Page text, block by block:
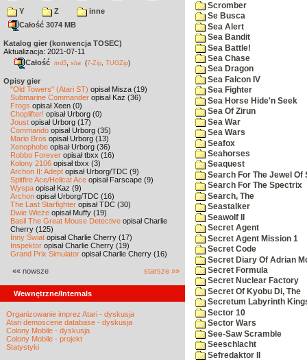
Y
Z
inne
Całość 3074 MB
Katalog gier (konwencja TOSEC)
Aktualizacja: 2021-07-11
Całość md5 sha (7-Zip TUGZip)
Opisy gier
"Old Towers" (Atari ST) opisał Misza (19)
Submarine Commander opisał Kaz (36)
Frogs opisał Xeen (0)
Choplifter! opisał Urborg (0)
Joust opisał Urborg (17)
Commando opisał Urborg (35)
Mario Bros opisał Urborg (13)
Xenophobe opisał Urborg (36)
Robbo Forever opisał tbxx (16)
Kolony 2106 opisał tbxx (3)
Archon II: Adept opisał Urborg/TDC (9)
Spitfire Ace/Hellcat Ace opisał Farscape (9)
Wyspa opisał Kaz (9)
Archon opisał Urborg/TDC (16)
The Last Starfighter opisał TDC (30)
Dwie Wieże opisał Muffy (19)
Basil The Great Mouse Detective opisał Charlie
Cherry (125)
Inny Świat opisał Charlie Cherry (17)
Inspektor opisał Charlie Cherry (19)
Grand Prix Simulator opisał Charlie Cherry (16)
«« nowsze starsze »»
Wewnętrzne/Internals
Organizowanie imprez Atari - dyskusja
Atari demoscene database - dyskusja
Colony Mobile - dyskusja
Colony Mobile - projekt
Statystyki
Scromber
Se Busca
Sea Alert
Sea Bandit
Sea Battle!
Sea Chase
Sea Dragon
Sea Falcon IV
Sea Fighter
Sea Horse Hide'n Seek
Sea Of Zirun
Sea War
Sea Wars
Seafox
Seahorses
Seaquest
Search For The Jewel Of
Search For The Spectrix
Search, The
Seastalker
Seawolf II
Secret Agent
Secret Agent Mission 1
Secret Code
Secret Diary Of Adrian
Secret Formula
Secret Nuclear Factory
Secret Of Kyobu Di, The
Secretum Labyrinth
Sector 10
Sector Wars
See-Saw Scramble
Seeschlacht
Sefredaktor II